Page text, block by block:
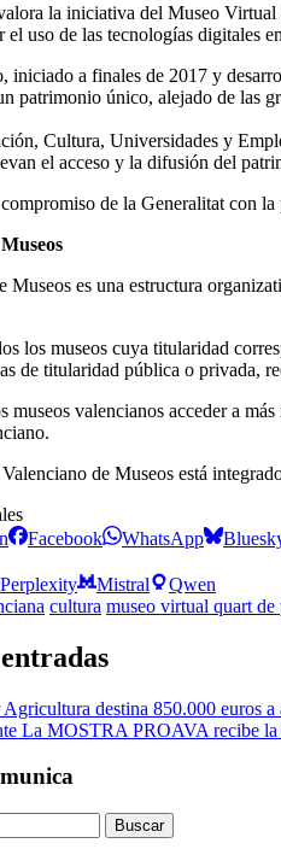
la iniciativa del Museo
el uso de las tecnologías digitales
iniciado a finales de 2017 y
patrimonio único, alejado de las
Cultura, Universidades y
el acceso y la difusión del
de la Generalitat con
Museos es una estructura
los museos cuya titularidad
de titularidad pública o privada,
museos valencianos acceder a
de Museos está
Facebook WhatsApp
Perplexity Mistral
Qwen
cultura museo virtual quart de
Agricultura destina 850.000 euros
La MOSTRA PROAVA recibe la